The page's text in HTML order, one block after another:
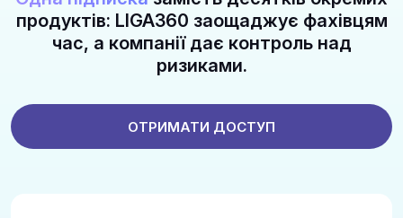
продуктів: LIGA360 заощаджує фахівцям
час, а компанії дає контроль над
ризиками.
ОТРИМАТИ ДОСТУП